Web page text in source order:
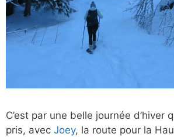
C’est par une belle journée d’hiver
pris, avec Joey, la route pour la